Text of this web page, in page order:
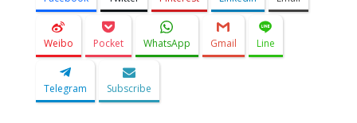
Weibo Pocket WhatsApp Gmail Line
Telegram Subscribe